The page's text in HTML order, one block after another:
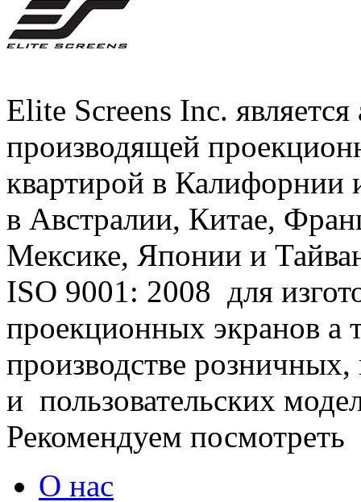
Elite Screens Inc.
производящей
квартирой в Калифорнии
в Австралии, Китае,
Мексике, Японии и
ISO 9001: 2008 для
проекционных экранов а
производстве
и пользовательских
Рекомендуем посмотреть
О нас